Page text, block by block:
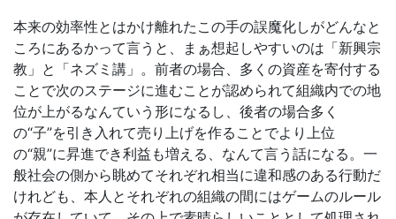
本来の効率性とはかけ離れたこの手の誤魔化しがどんなと
ころにあるかって言うと、まぁ想起しやすいのは「新興宗
教」と「ネズミ講」。前者の場合、多くの資産を寄付する
ことで次のステージに進むことが認められて組織内での地
位が上がるなんていう形になるし、後者の場合多く
の“子”を引き入れて売り上げを作ることでより上位
の“親”に昇進でき利益も増える、なんて言う話になる。一
般社会の側から眺めてそれぞれ相当に違和感のある行動だ
けれども、本人とそれぞれの組織の間にはゲームのルール